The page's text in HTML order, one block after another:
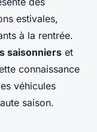
estivales,
à la rentrée.
saisonniers et
connaissance
véhicules
saison.